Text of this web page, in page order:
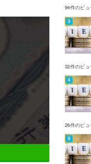
94件のビュ
32件のビュ
26件のビュ